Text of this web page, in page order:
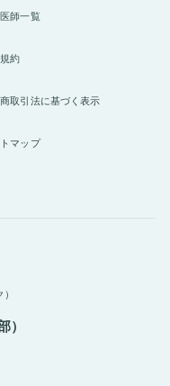
師一覧
約
取引法に基づく表示
マップ
）